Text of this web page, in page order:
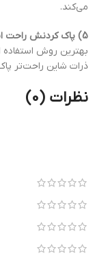
می‌کند.
5) پاک کردنش راحت است؟
بهترین روش استفاده
ذرات شاین راحت‌تر
نظرات (0)